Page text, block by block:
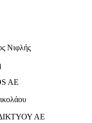
Νιφλής
AE
ΑΕ